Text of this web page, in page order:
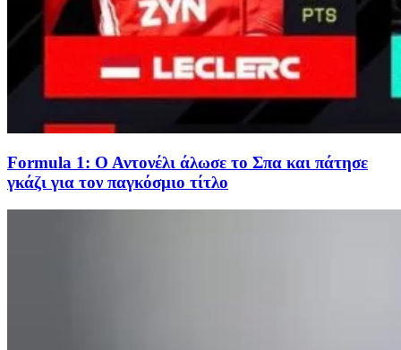
Formula 1: Ο Αντονέλι άλωσε το Σπα και πάτησε
γκάζι για τον παγκόσμιο τίτλο